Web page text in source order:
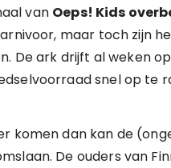
van Oeps! Kids
maar toch zijn
De ark drijft al weken
snel op te
komen dan kan de
De ouders van